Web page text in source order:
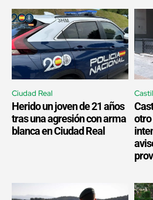
Ciudad Real
Herido un joven de 21 años
tras una agresión con arma
blanca en Ciudad Real
otro